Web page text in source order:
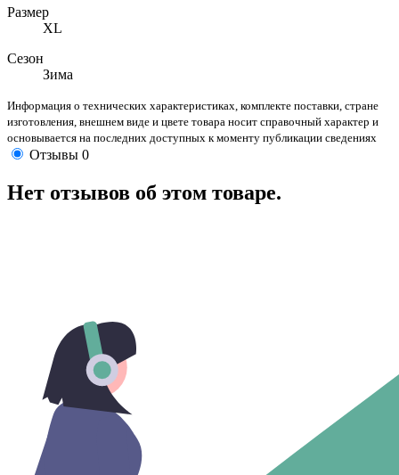
Размер
XL
Сезон
Зима
Информация о технических характеристиках, комплекте поставки, стране
изготовления, внешнем виде и цвете товара носит справочный характер и
основывается на последних доступных к моменту публикации сведениях
Отзывы 0
Нет отзывов об этом товаре.